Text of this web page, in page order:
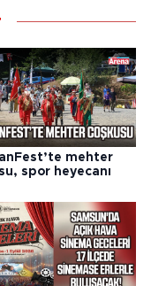
mehter
spor heyecanı